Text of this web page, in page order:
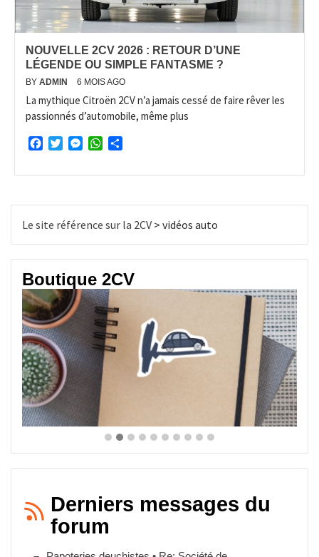
NOUVELLE 2CV 2026 : RETOUR D’UNE
LÉGENDE OU SIMPLE FANTASME ?
BY ADMIN 6 MOIS AGO
La mythique Citroën 2CV n’a jamais cessé de faire rêver les
passionnés d’automobile, même plus
FacebookTwitterMessengerWhatsApp
Le site référence sur la 2CV > vidéos auto
Boutique 2CV
Derniers messages du
forum